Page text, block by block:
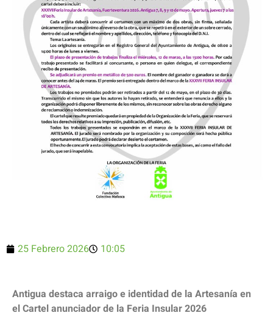
25 Febrero 2026 10:05
Antigua destaca arraigo e identidad de la Artesanía en
el Cartel anunciador de la Feria Insular 2026